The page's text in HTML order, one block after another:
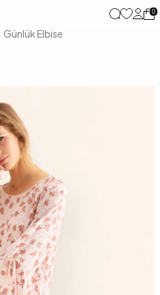
0
Günlük Elbise